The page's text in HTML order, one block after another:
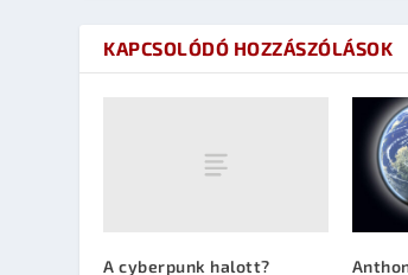
KAPCSOLÓDÓ HOZZÁSZÓLÁSOK
A cyberpunk halott?